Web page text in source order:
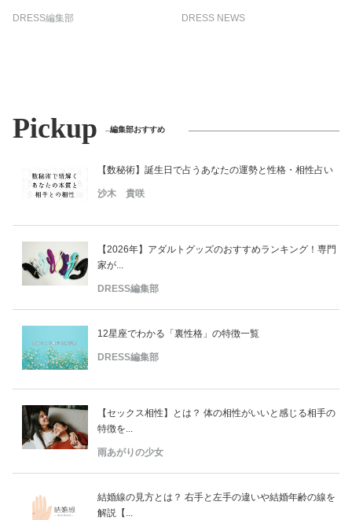
DRESS編集部 DRESS NEWS
Pickup 編集部おすすめ
【数秘術】誕生日で占うあなたの運勢と性格・相性占い
沙木 貴咲
【2026年】アダルトグッズのおすすめランキング！専門
家が...
DRESS編集部
12星座でわかる「裏性格」の特徴一覧
DRESS編集部
【セックス相性】とは？ 体の相性がいいと感じる相手の
特徴を...
雨あがりの少女
結婚線の見方とは？ 右手と左手の違いや結婚年齢の線を
解説【...